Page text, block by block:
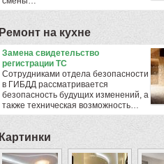
Ремонт на кухне
Замена свидетельство
регистрации ТС
Сотрудниками отдела безопасности
в ГИБДД рассматривается
безопасность будущих изменений, а
также техническая возможность…
Картинки